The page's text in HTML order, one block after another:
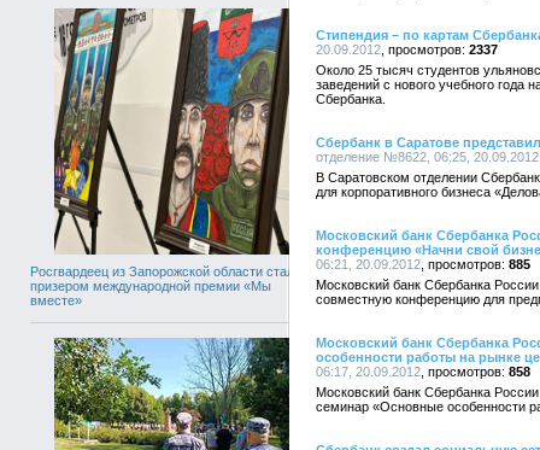
Росгвардеец из Запорожской области стал
призером международной премии «Мы
вместе»
Стипендия – по картам
20.09.2012
2337
Около 25 тысяч студентов
заведений с нового учебного года
Сбербанка.
Сбербанк в Саратове
отделение №8622, 06:25, 20.09.2012
В Саратовском отделении
для корпоративного бизнеса
Московский банк Сбербанка
конференцию «Начни свой
06:21, 20.09.2012
885
Московский банк Сбербанка
совместную конференцию для
Московский банк Сбербанка
особенности работы на рынке
06:17, 20.09.2012
858
Московский банк Сбербанка
семинар «Основные особенности